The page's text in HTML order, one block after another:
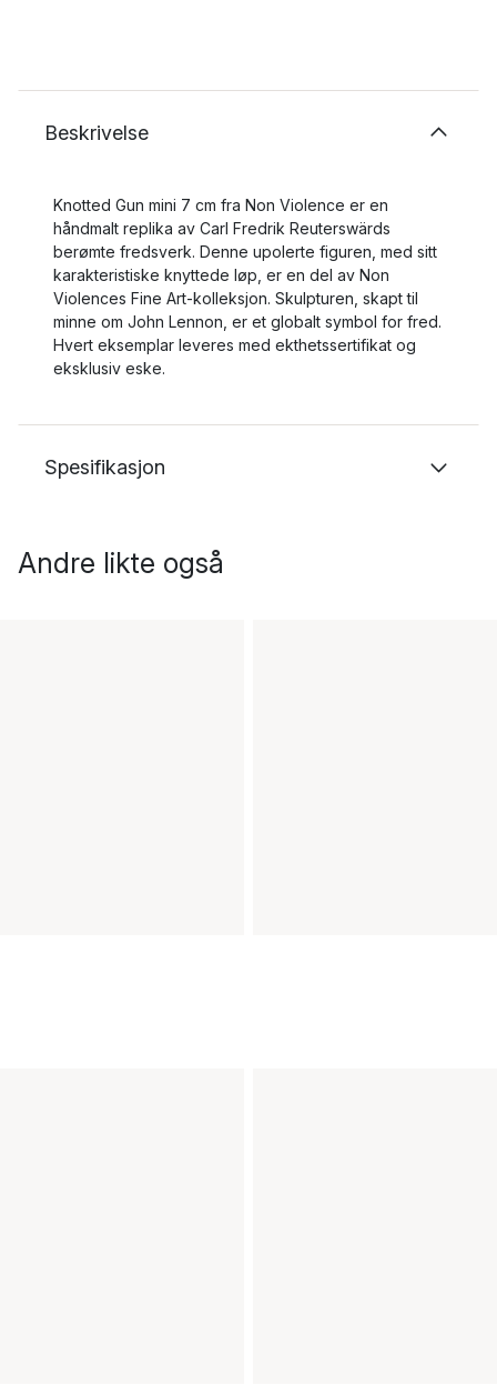
Beskrivelse
Knotted Gun mini 7 cm fra Non Violence er en
håndmalt replika av Carl Fredrik Reuterswärds
berømte fredsverk. Denne upolerte figuren, med sitt
karakteristiske knyttede løp, er en del av Non
Violences Fine Art-kolleksjon. Skulpturen, skapt til
minne om John Lennon, er et globalt symbol for fred.
Hvert eksemplar leveres med ekthetssertifikat og
eksklusiv eske.
Spesifikasjon
Andre likte også